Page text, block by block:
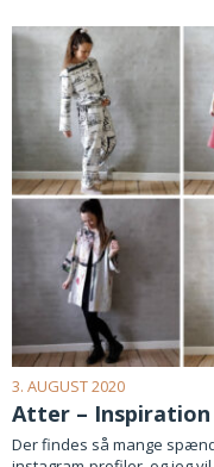
3. AUGUST 2020
Atter –
Der findes så mange